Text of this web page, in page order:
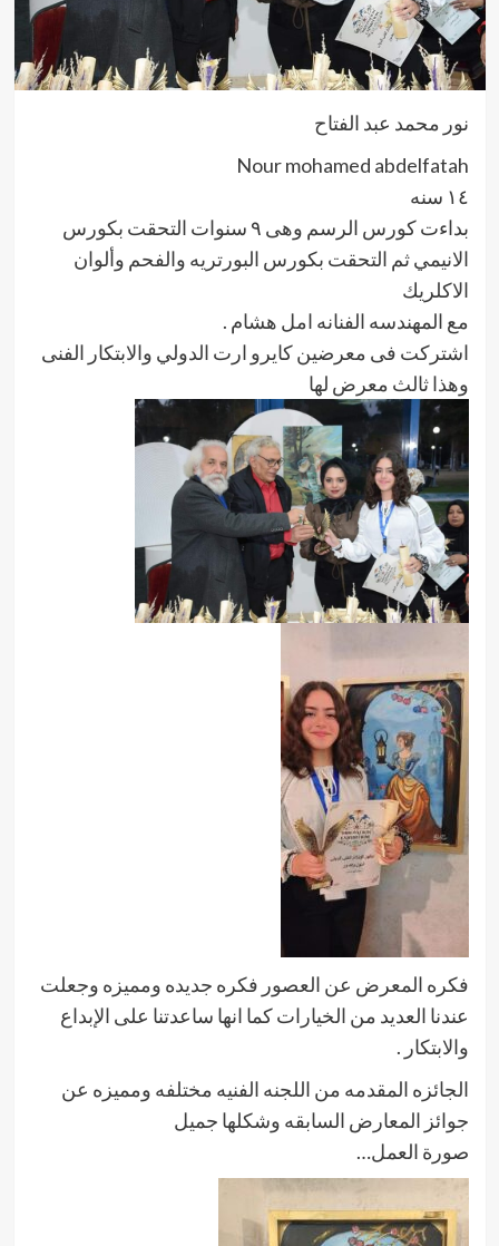
نور محمد عبد الفتاح
Nour mohamed abdelfatah
١٤ سنه
بداءت كورس الرسم وهى ٩ سنوات التحقت بكورس
الانيمي ثم التحقت بكورس البورتريه والفحم وألوان
الاكلريك
مع المهندسه الفنانه امل هشام .
اشتركت فى معرضين كايرو ارت الدولي والابتكار الفنى
وهذا ثالث معرض لها
فكره المعرض عن العصور فكره جديده ومميزه وجعلت
عندنا العديد من الخيارات كما انها ساعدتنا على الإبداع
والابتكار .
الجائزه المقدمه من اللجنه الفنيه مختلفه ومميزه عن
جوائز المعارض السابقه وشكلها جميل
صورة العمل…